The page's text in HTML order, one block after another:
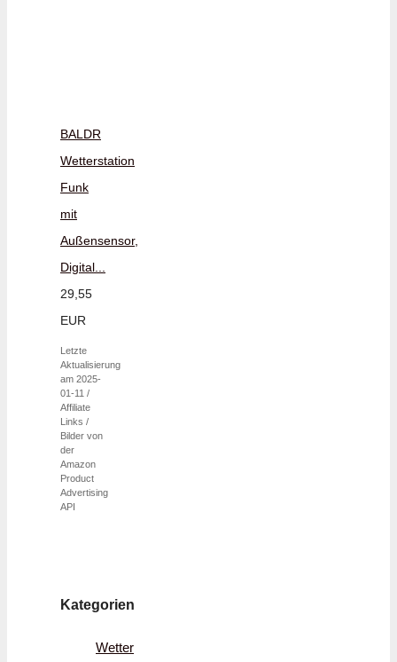
BALDR
Wetterstation
Funk
mit
Außensensor,
Digital...
29,55
EUR
Letzte
Aktualisierung
am 2025-
01-11 /
Affiliate
Links /
Bilder von
der
Amazon
Product
Advertising
API
Kategorien
Wetter